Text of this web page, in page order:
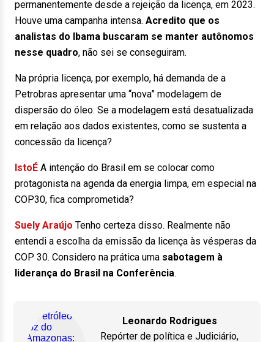
permanentemente desde a rejeição da licença, em 2023.
Houve uma campanha intensa. Acredito que os
analistas do Ibama buscaram se manter autônomos
nesse quadro, não sei se conseguiram.
Na própria licença, por exemplo, há demanda de a
Petrobras apresentar uma “nova” modelagem de
dispersão do óleo. Se a modelagem está desatualizada
em relação aos dados existentes, como se sustenta a
concessão da licença?
IstoÉ A intenção do Brasil em se colocar como
protagonista na agenda da energia limpa, em especial na
COP30, fica comprometida?
Suely Araújo Tenho certeza disso. Realmente não
entendi a escolha da emissão da licença às vésperas da
COP 30. Considero na prática uma sabotagem à
liderança do Brasil na Conferência.
Leonardo Rodrigues
Repórter de política e Judiciário,